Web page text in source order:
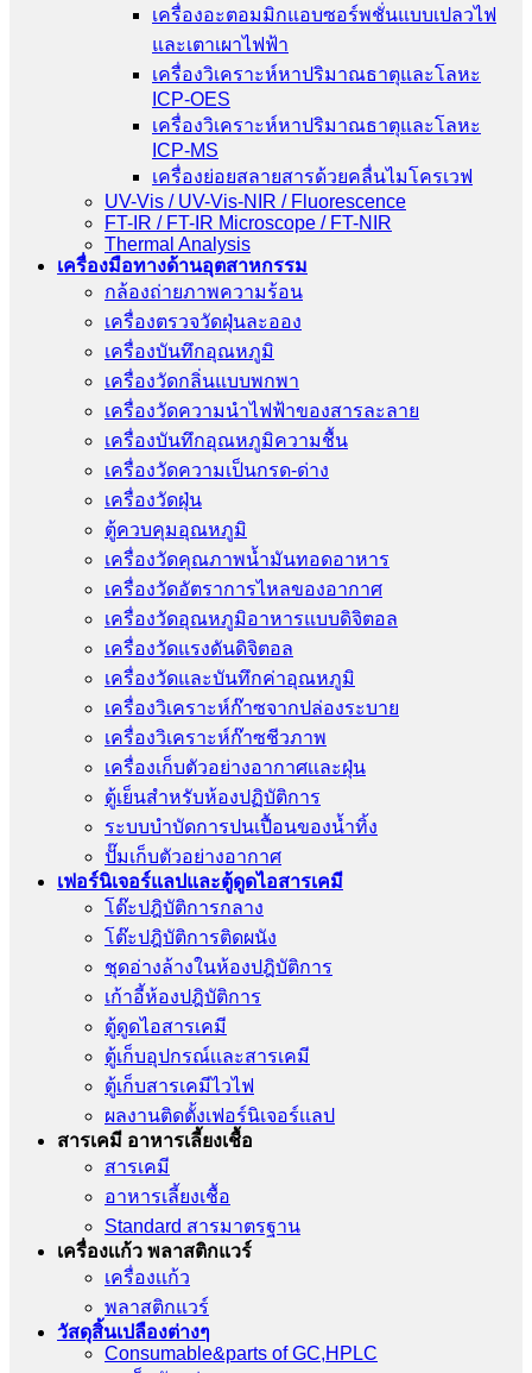
เครื่องอะตอมมิกแอบซอร์พชั่นแบบเปลวไฟ
และเตาเผาไฟฟ้า
เครื่องวิเคราะห์หาปริมาณธาตุและโลหะ
ICP-OES
เครื่องวิเคราะห์หาปริมาณธาตุและโลหะ
ICP-MS
เครื่องย่อยสลายสารด้วยคลื่นไมโครเวฟ
UV-Vis / UV-Vis-NIR / Fluorescence
FT-IR / FT-IR Microscope / FT-NIR
Thermal Analysis
เครื่องมือทางด้านอุตสาหกรรม
กล้องถ่ายภาพความร้อน
เครื่องตรวจวัดฝุ่นละออง
เครื่องบันทึกอุณหภูมิ
เครื่องวัดกลิ่นแบบพกพา
เครื่องวัดความนําไฟฟ้าของสารละลาย
เครื่องบันทึกอุณหภูมิความชื้น
เครื่องวัดความเป็นกรด-ด่าง
เครื่องวัดฝุ่น
ตู้ควบคุมอุณหภูมิ
เครื่องวัดคุณภาพน้ำมันทอดอาหาร
เครื่องวัดอัตราการไหลของอากาศ
เครื่องวัดอุณหภูมิอาหารแบบดิจิตอล
เครื่องวัดแรงดันดิจิตอล
เครื่องวัดและบันทึกค่าอุณหภูมิ
เครื่องวิเคราะห์ก๊าซจากปล่องระบาย
เครื่องวิเคราะห์ก๊าซชีวภาพ
เครื่องเก็บตัวอย่างอากาศเเละฝุ่น
ตู้เย็นสำหรับห้องปฏิบัติการ
ระบบบำบัดการปนเปื้อนของน้ำทิ้ง
ปั๊มเก็บตัวอย่างอากาศ
เฟอร์นิเจอร์แลปและตู้ดูดไอสารเคมี
โต๊ะปฎิบัติการกลาง
โต๊ะปฎิบัติการติดผนัง
ชุดอ่างล้างในห้องปฎิบัติการ
เก้าอี้ห้องปฎิบัติการ
ตู้ดูดไอสารเคมี
ตู้เก็บอุปกรณ์เเละสารเคมี
ตู้เก็บสารเคมีไวไฟ
ผลงานติดตั้งเฟอร์นิเจอร์เเลป
สารเคมี อาหารเลี้ยงเชื้อ
สารเคมี
อาหารเลี้ยงเชื้อ
Standard สารมาตรฐาน
เครื่องเเก้ว พลาสติกแวร์
เครื่องเเก้ว
พลาสติกแวร์
วัสดุสิ้นเปลืองต่างๆ
Consumable&parts of GC,HPLC